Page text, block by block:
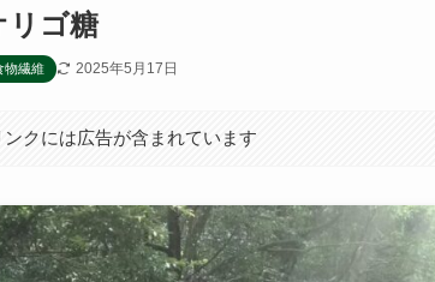
リゴ糖
物繊維 2025年5月17日
クには広告が含まれています